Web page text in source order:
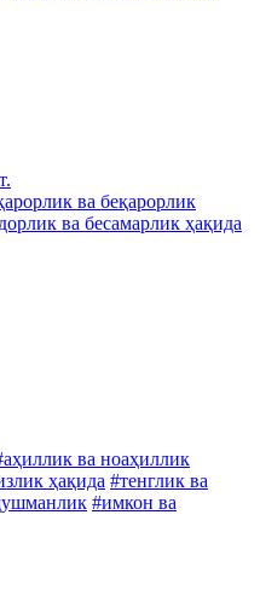
ва беқарорлик
ва бесамарлик ҳақида
ва ноаҳиллик
ҳақида #тенглик ва
#имкон ва